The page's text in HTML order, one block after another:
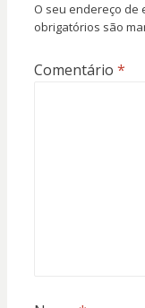
O seu endereço de
obrigatórios são
Comentário *